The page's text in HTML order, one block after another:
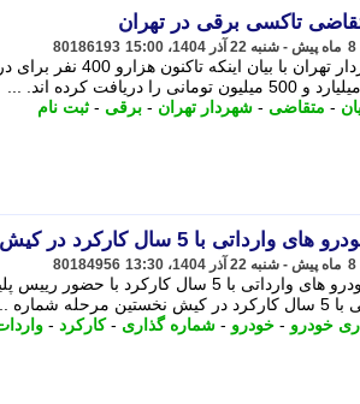
8 ماه پیش - شنبه 22 آذر 1404، 15:00 80186193
معاون حمل ونقل و ترافیک
- متقاضی - شهردار تهران - برقی - ثبت نام
با 5 سال کارکرد در کیش
8 ماه پیش - شنبه 22 آذر 1404، 13:30 80184956
نخستین مرحله شماره گذاری خودرو های وارداتی
...
خودرو - خودرو - شماره گذاری -کارکرد -